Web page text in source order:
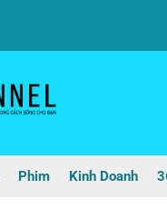
Phim Kinh Doanh